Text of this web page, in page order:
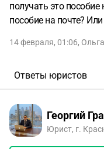
получать это пособие
пособие на почте?
14 февраля, 01:06, Ольга
Ответы юристов
Георгий
Юрист, г.